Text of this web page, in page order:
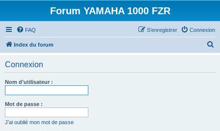
Forum YAMAHA 1000 FZR
FAQ Connexion
S’enregistrer
Index du forum
Connexion
Nom d’utilisateur :
Mot de passe :
J’ai oublié mon mot de passe